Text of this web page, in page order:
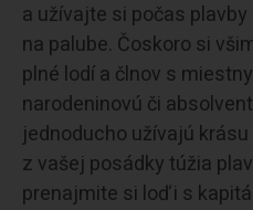
a užívajte si počas
na palube. Čoskoro si
plné lodí a člnov s
narodeninovú či
jednoducho užívajú
z vašej posádky túžia
prenajmite si loď i s